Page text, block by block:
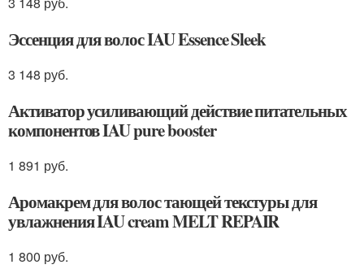
Эссенция для волос IAU Essence Sleek
3 148 руб.
Активатор усиливающий действие питательных
компонентов IAU pure booster
1 891 руб.
Аромакрем для волос тающей текстуры для
увлажнения IAU cream MELT REPAIR
1 800 руб.